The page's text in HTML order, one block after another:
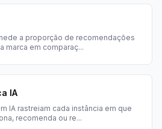
a proporção de recomendações
marca em comparaç...
IA
IA rastreiam cada instância em que
recomenda ou re...